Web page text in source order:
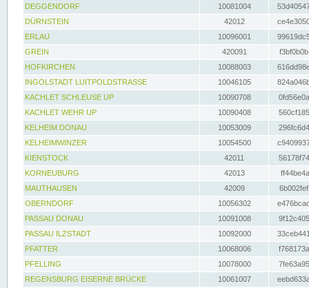
DEGGENDORF
10081004
DÜRNSTEIN
42012
ERLAU
10096001
GREIN
420091
HOFKIRCHEN
10088003
INGOLSTADT LUITPOLDSTRASSE
10046105
KACHLET SCHLEUSE UP
10090708
KACHLET WEHR UP
10090408
KELHEIM DONAU
10053009
KELHEIMWINZER
10054500
KIENSTOCK
42011
KORNEUBURG
42013
MAUTHAUSEN
42009
OBERNDORF
10056302
PASSAU DONAU
10091008
PASSAU ILZSTADT
10092000
PFATTER
10068006
PFELLING
10078000
REGENSBURG EISERNE BRÜCKE
10061007